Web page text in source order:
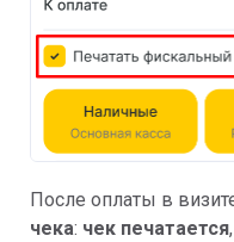
После оплаты в
чека: чек печатается,